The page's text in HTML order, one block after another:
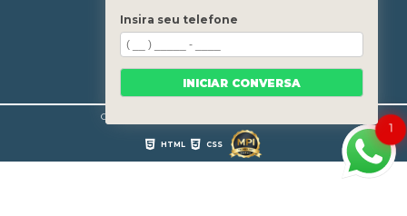
CONTATO
CATEGORIAS
Copyright © Granjear. (Lei 9610 de 19/02/1998)
HTML CSS
1
Insira seu telefone
INICIAR CONVERSA